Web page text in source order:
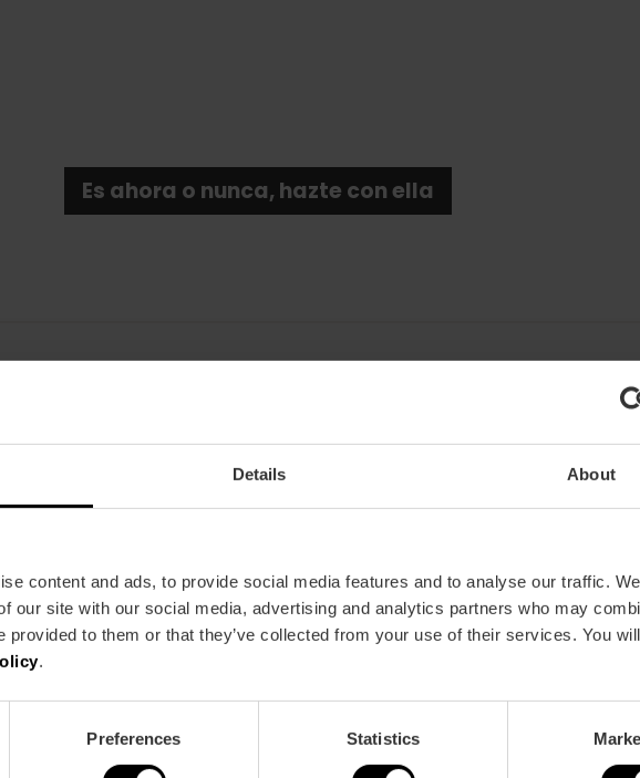
Details About
content and ads, to provide social media features and to analyse our traffic.
our site with our social media, advertising and analytics partners who may
provided to them or that they’ve collected from your use of their services. You
.
Preferences Statistics
Es ahora o nunca, hazte con ella
Fecha
10/07/2025 - 10/07/2025
Horarios
Tickets
Desde 54 €.